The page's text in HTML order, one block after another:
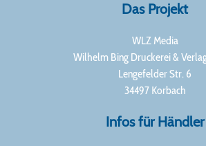
Das Projekt
WLZ Media
Wilhelm Bing Druckerei &
Lengefelder Str. 6
34497 Korbach
Infos für Händler